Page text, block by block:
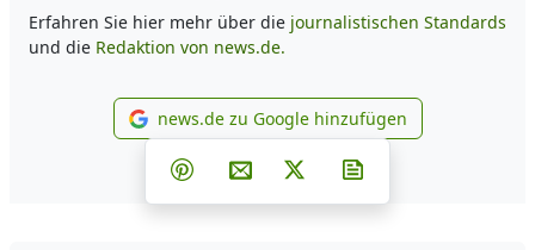
Erfahren Sie hier mehr über die journalistischen Standards
und die Redaktion von news.de.
news.de zu Google
news.de zu Google hinzufügen
Teilen auf Facebook
Teilen auf Whatsapp
Teilen auf Telegram
Teilen auf Pinterest
Per E-Mail teilen
Post auf X